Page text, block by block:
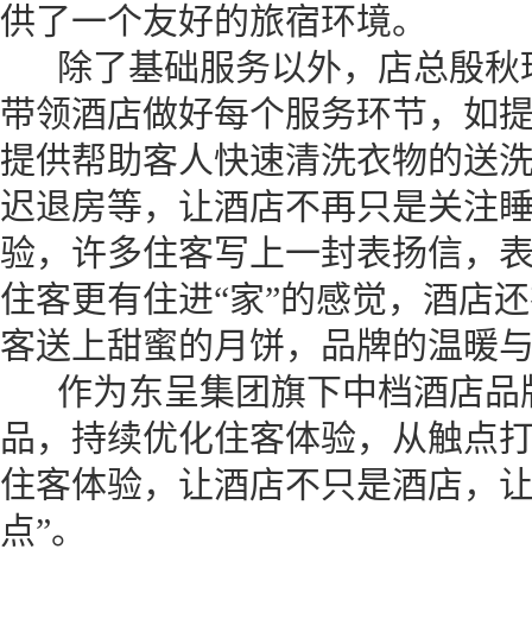
供了一个友好的旅宿环境。
除了基础服务以外，店总殷秋
带领酒店做好每个服务环节，如
提供帮助客人快速清洗衣物的送
迟退房等，让酒店不再只是关注
验，许多住客写上一封表扬信，
住客更有住进“家”的感觉，酒店
客送上甜蜜的月饼，品牌的温暖
作为东呈集团旗下中档酒店品
品，持续优化住客体验，从触点
住客体验，让酒店不只是酒店，
点”。